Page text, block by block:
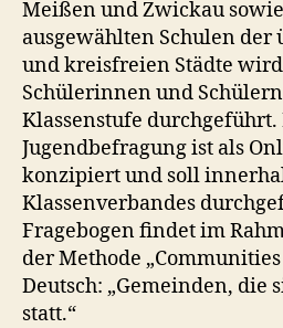
Meißen und Zwickau
ausgewählten Schulen
und kreisfreien Städte
Schülerinnen und
Klassenstufe
Jugendbefragung ist als
konzipiert und soll
Klassenverbandes
Fragebogen findet im
der Methode „Communities
Deutsch: „Gemeinden, die
statt.“